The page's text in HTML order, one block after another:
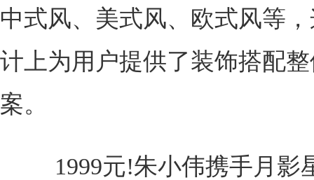
中式风、美式风、欧式风等
计上为用户提供了装饰搭配
案。
1999元!朱小伟携手月影